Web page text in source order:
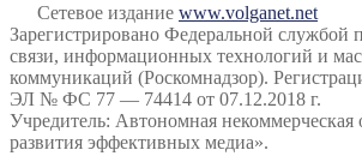
Сетевое издание www.volganet.net
Зарегистрировано Федеральной службой
связи, информационных технологий и
коммуникаций (Роскомнадзор).
ЭЛ № ФС 77 — 74414 от 07.12.2018 г.
Учредитель: Автономная некоммерческая
развития эффективных медиа».